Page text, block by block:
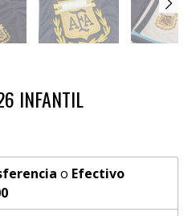
INFANTIL
o Efectivo